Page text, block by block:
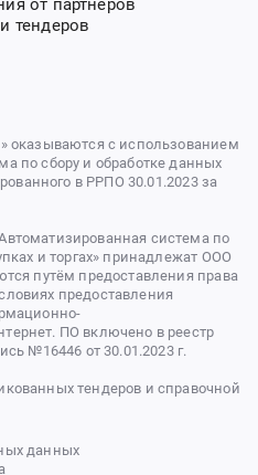
от партнеров
тендеров
оказываются с использованием
по сбору и обработке данных
в РРПО 30.01.2023 за
система по
и торгах» принадлежат ООО
путём предоставления права
предоставления
ПО включено в реестр
№16446 от 30.01.2023 г.
тендеров и справочной
данных